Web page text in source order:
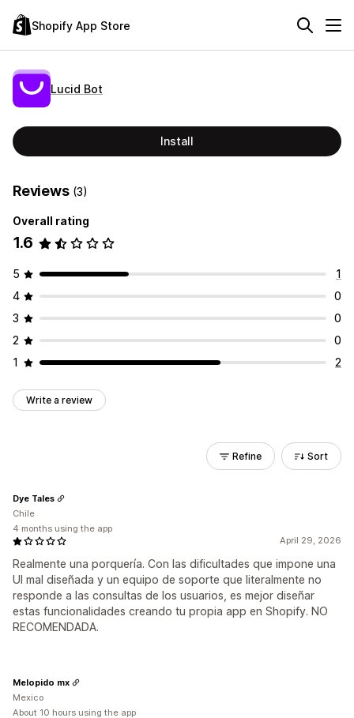
Shopify App Store
Lucid Bot
Install
Reviews (3)
Overall rating
1.6
5
1
4
0
3
0
2
0
1
2
Write a review
Refine Sort
April 29, 2026
Realmente una porquería. Con las dificultades que impone una
UI mal diseñada y un equipo de soporte que literalmente no
responde a las consultas de los usuarios, es mejor diseñar
estas funcionalidades creando tu propia app en Shopify. NO
RECOMENDADA.
Dye Tales
Chile
4 months using the app
Melopido mx
Mexico
About 10 hours using the app